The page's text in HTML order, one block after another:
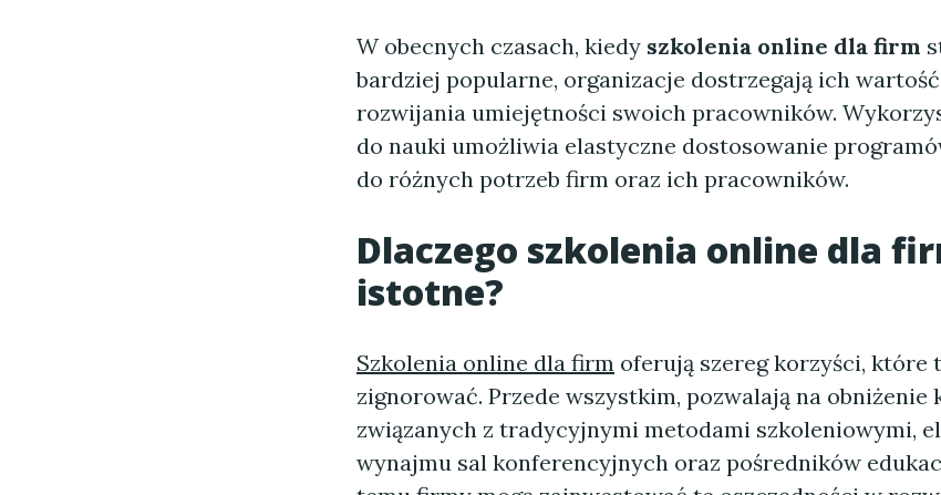
W obecnych czasach, kiedy szkolenia online dla firm
bardziej popularne, organizacje dostrzegają ich
rozwijania umiejętności swoich pracowników.
do nauki umożliwia elastyczne dostosowanie
do różnych potrzeb firm oraz ich pracowników.
Dlaczego szkolenia online dla
istotne?
Szkolenia online dla firm oferują szereg korzyści, które
zignorować. Przede wszystkim, pozwalają na obniżenie
związanych z tradycyjnymi metodami szkoleniowymi,
wynajmu sal konferencyjnych oraz pośredników